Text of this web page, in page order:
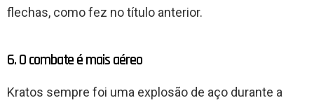
flechas, como fez no título anterior.
6. O combate é mais aéreo
Kratos sempre foi uma explosão de aço durante a